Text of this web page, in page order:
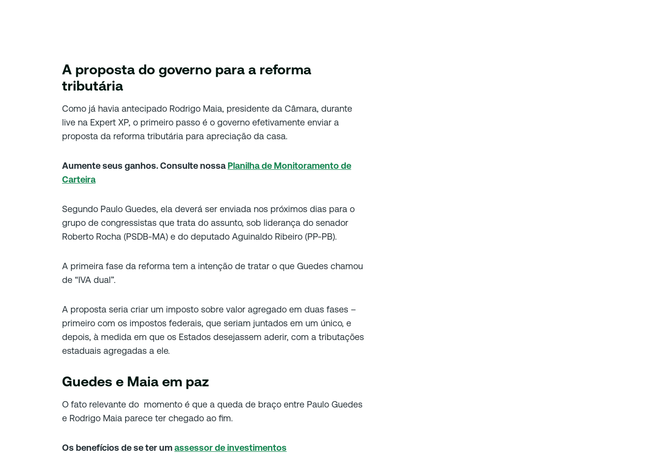
A proposta do governo para a reforma
tributária
Como já havia antecipado Rodrigo Maia, presidente da Câmara, durante
live na Expert XP, o primeiro passo é o governo efetivamente enviar a
proposta da reforma tributária para apreciação da casa.
Aumente seus ganhos. Consulte nossa Planilha de Monitoramento de
Carteira
Segundo Paulo Guedes, ela deverá ser enviada nos próximos dias para o
grupo de congressistas que trata do assunto, sob liderança do senador
Roberto Rocha (PSDB-MA) e do deputado Aguinaldo Ribeiro (PP-PB).
A primeira fase da reforma tem a intenção de tratar o que Guedes chamou
de “IVA dual”.
A proposta seria criar um imposto sobre valor agregado em duas fases –
primeiro com os impostos federais, que seriam juntados em um único, e
depois, à medida em que os Estados desejassem aderir, com a tributações
estaduais agregadas a ele.
Guedes e Maia em paz
O fato relevante do momento é que a queda de braço entre Paulo Guedes
e Rodrigo Maia parece ter chegado ao fim.
Os benefícios de se ter umassessor de investimentos